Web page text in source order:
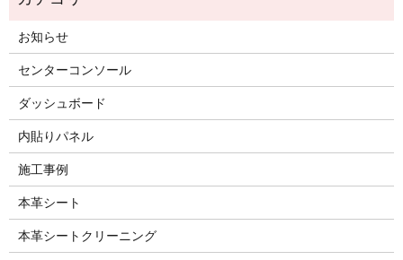
お知らせ
センターコンソール
ダッシュボード
内貼りパネル
施工事例
本革シート
本革シートクリーニング